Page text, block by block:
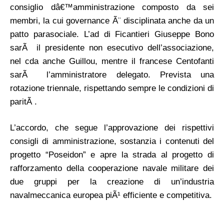
consiglio dâ€™amministrazione composto da sei
membri, la cui governance Ã¨ disciplinata anche da un
patto parasociale. L’ad di Ficantieri Giuseppe Bono
sarÃ il presidente non esecutivo dell’associazione,
nel cda anche Guillou, mentre il francese Centofanti
sarÃ l’amministratore delegato. Prevista una
rotazione triennale, rispettando sempre le condizioni di
paritÃ .
L’accordo, che segue l’approvazione dei rispettivi
consigli di amministrazione, sostanzia i contenuti del
progetto “Poseidon” e apre la strada al progetto di
rafforzamento della cooperazione navale militare dei
due gruppi per la creazione di un’industria
navalmeccanica europea piÃ¹ efficiente e competitiva.